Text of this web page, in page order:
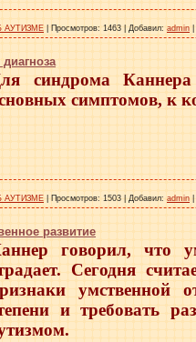
АУТИЗМЕ Просмотров: 1463 Добавил: admin
синдрома
симптомов, к
АУТИЗМЕ Просмотров: 1503 Добавил: admin
развитие
говорил, что
Сегодня
умственной
и требовать